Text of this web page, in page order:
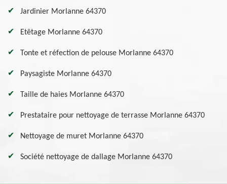
Jardinier Morlanne 64370
Etêtage Morlanne 64370
Tonte et réfection de pelouse Morlanne 64370
Paysagiste Morlanne 64370
Taille de haies Morlanne 64370
Prestataire pour nettoyage de terrasse Morlanne 64370
Nettoyage de muret Morlanne 64370
Société nettoyage de dallage Morlanne 64370